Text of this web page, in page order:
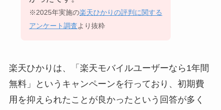
※2025年実施の楽天ひかりの評判に関する
アンケート調査 より抜粋
楽天ひかりは、「楽天モバイルユーザーなら1年間
無料」というキャンペーンを行っており、初期費
用を抑えられたことが良かったという回答が多く